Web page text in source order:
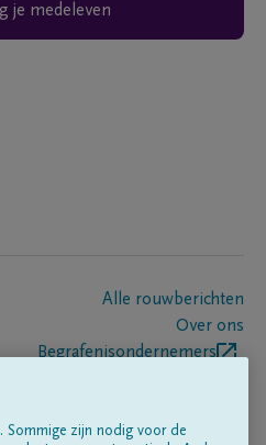
je medeleven
Alle rouwberichten
Over ons
Begrafenisondernemers
Sommige zijn nodig voor de